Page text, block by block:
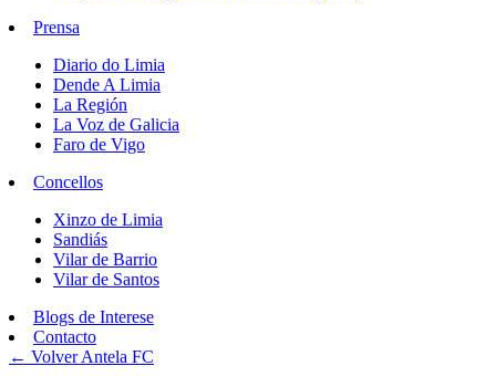
Prensa
Diario do Limia
Dende A Limia
La Región
La Voz de Galicia
Faro de Vigo
Concellos
Xinzo de Limia
Sandiás
Vilar de Barrio
Vilar de Santos
Blogs de Interese
Contacto
← VolverAntela FC